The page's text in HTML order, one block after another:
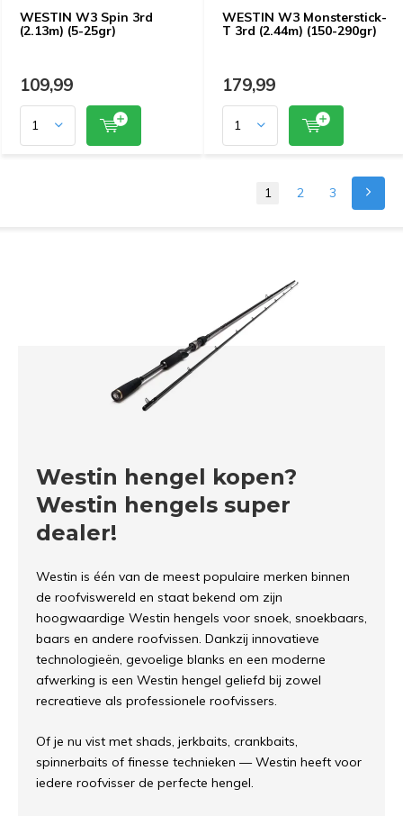
WESTIN W3 Spin 3rd
(2.13m) (5-25gr)
109,99
WESTIN W3 Monsterstick-
T 3rd (2.44m) (150-290gr)
179,99
1 2 3
Westin hengel kopen?
Westin hengels super
dealer!
Westin is één van de meest populaire merken binnen
de roofviswereld en staat bekend om zijn
hoogwaardige Westin hengels voor snoek, snoekbaars,
baars en andere roofvissen. Dankzij innovatieve
technologieën, gevoelige blanks en een moderne
afwerking is een Westin hengel geliefd bij zowel
recreatieve als professionele roofvissers.
Of je nu vist met shads, jerkbaits, crankbaits,
spinnerbaits of finesse technieken — Westin heeft voor
iedere roofvisser de perfecte hengel.